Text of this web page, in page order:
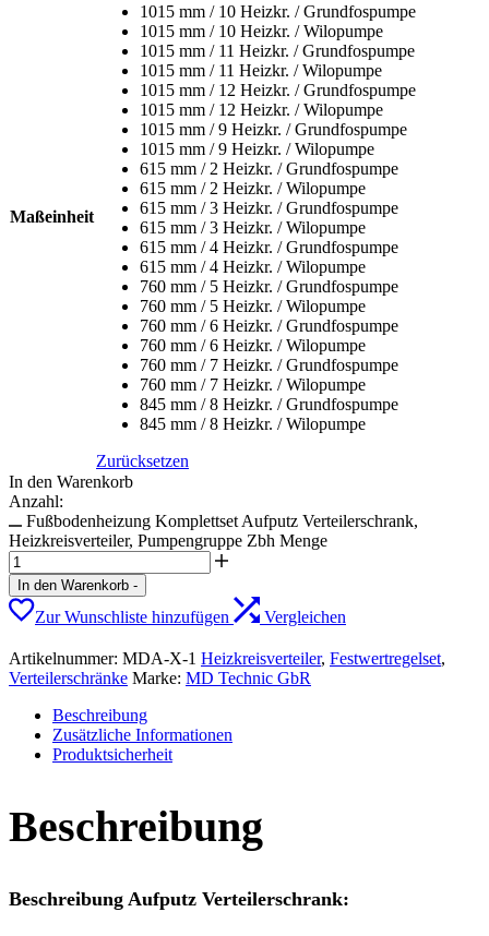
Maßeinheit
1015 mm / 10 Heizkr. / Grundfospumpe
1015 mm / 10 Heizkr. / Wilopumpe
1015 mm / 11 Heizkr. / Grundfospumpe
1015 mm / 11 Heizkr. / Wilopumpe
1015 mm / 12 Heizkr. / Grundfospumpe
1015 mm / 12 Heizkr. / Wilopumpe
1015 mm / 9 Heizkr. / Grundfospumpe
1015 mm / 9 Heizkr. / Wilopumpe
615 mm / 2 Heizkr. / Grundfospumpe
615 mm / 2 Heizkr. / Wilopumpe
615 mm / 3 Heizkr. / Grundfospumpe
615 mm / 3 Heizkr. / Wilopumpe
615 mm / 4 Heizkr. / Grundfospumpe
615 mm / 4 Heizkr. / Wilopumpe
760 mm / 5 Heizkr. / Grundfospumpe
760 mm / 5 Heizkr. / Wilopumpe
760 mm / 6 Heizkr. / Grundfospumpe
760 mm / 6 Heizkr. / Wilopumpe
760 mm / 7 Heizkr. / Grundfospumpe
760 mm / 7 Heizkr. / Wilopumpe
845 mm / 8 Heizkr. / Grundfospumpe
845 mm / 8 Heizkr. / Wilopumpe
Zurücksetzen
In den Warenkorb
Anzahl:
Fußbodenheizung Komplettset Aufputz Verteilerschrank,
Heizkreisverteiler, Pumpengruppe Zbh Menge
In den Warenkorb -
Zur Wunschliste hinzufügen Vergleichen
Artikelnummer: MDA-X-1 Heizkreisverteiler, Festwertregelset,
Verteilerschränke Marke: MD Technic GbR
Beschreibung
Zusätzliche Informationen
Produktsicherheit
Beschreibung
Beschreibung Aufputz Verteilerschrank: